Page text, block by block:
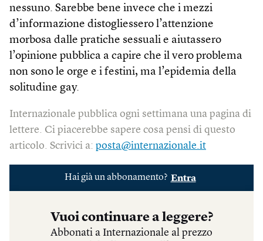
nessuno. Sarebbe bene invece che i mezzi
d’informazione distogliessero l’attenzione
morbosa dalle pratiche sessuali e aiutassero
l’opinione pubblica a capire che il vero problema
non sono le orge e i festini, ma l’epidemia della
solitudine gay.
Internazionale pubblica ogni settimana una pagina di
lettere. Ci piacerebbe sapere cosa pensi di questo
articolo. Scrivici a: posta@internazionale.it